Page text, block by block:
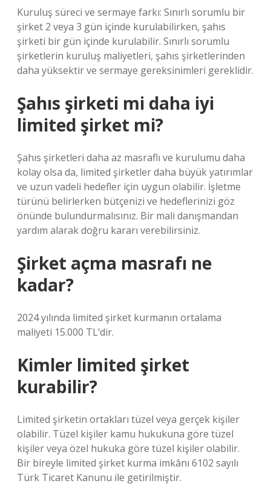
Kuruluş süreci ve sermaye farkı: Sınırlı sorumlu bir
şirket 2 veya 3 gün içinde kurulabilirken, şahıs
şirketi bir gün içinde kurulabilir. Sınırlı sorumlu
şirketlerin kuruluş maliyetleri, şahıs şirketlerinden
daha yüksektir ve sermaye gereksinimleri gereklidir.
Şahıs şirketi mi daha iyi
limited şirket mi?
Şahıs şirketleri daha az masraflı ve kurulumu daha
kolay olsa da, limited şirketler daha büyük yatırımlar
ve uzun vadeli hedefler için uygun olabilir. İşletme
türünü belirlerken bütçenizi ve hedeflerinizi göz
önünde bulundurmalısınız. Bir mali danışmandan
yardım alarak doğru kararı verebilirsiniz.
Şirket açma masrafı ne
kadar?
2024 yılında limited şirket kurmanın ortalama
maliyeti 15.000 TL’dir.
Kimler limited şirket
kurabilir?
Limited şirketin ortakları tüzel veya gerçek kişiler
olabilir. Tüzel kişiler kamu hukukuna göre tüzel
kişiler veya özel hukuka göre tüzel kişiler olabilir.
Bir bireyle limited şirket kurma imkânı 6102 sayılı
Türk Ticaret Kanunu ile getirilmiştir.